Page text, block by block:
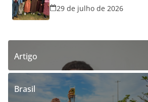
29 de julho de 2026
Artigo
Brasil